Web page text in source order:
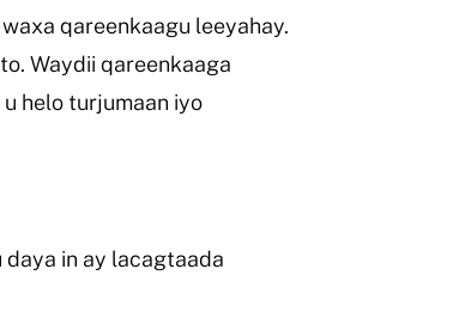
qareenkaagu leeyahay.
Waydii qareenkaaga
helo turjumaan iyo
daya in ay lacagtaada